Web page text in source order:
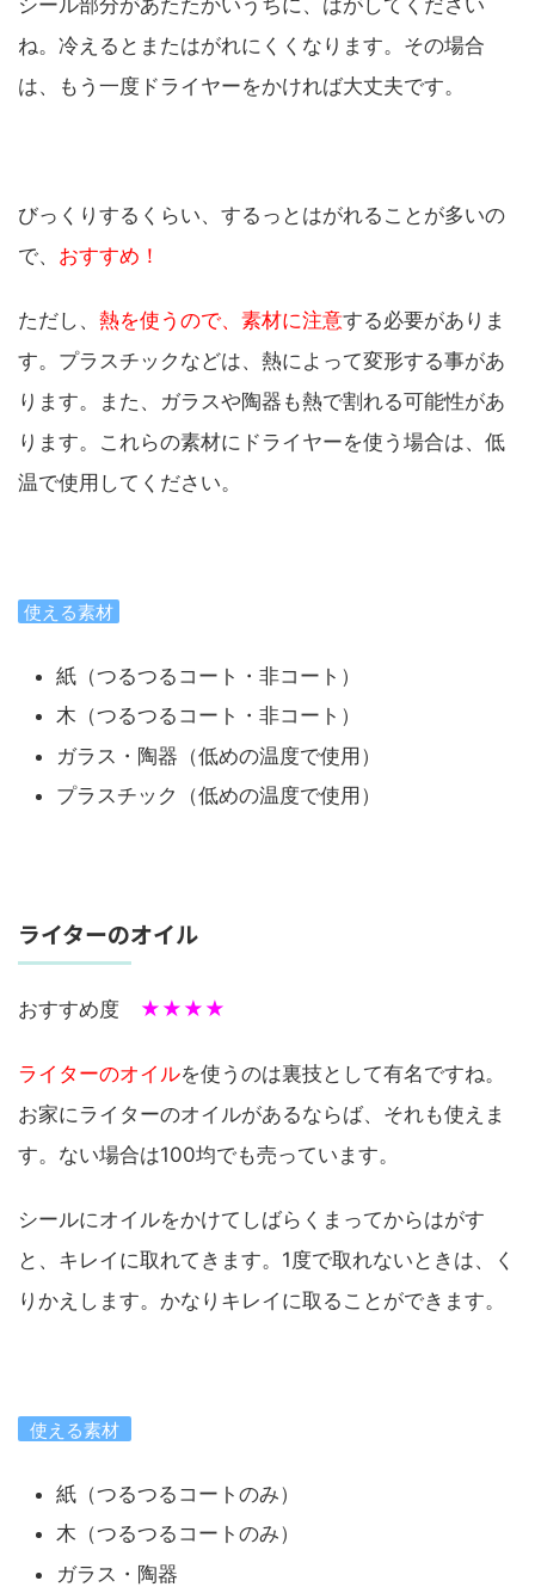
ね。冷えるとまたはがれにくくなります。その場合
は、もう一度ドライヤーをかければ大丈夫です。
びっくりするくらい、するっとはがれることが多いの
で、 おすすめ！
ただし、 熱を使うので、素材に注意する必要がありま
す。プラスチックなどは、熱によって変形する事があ
ります。また、ガラスや陶器も熱で割れる可能性があ
ります。これらの素材にドライヤーを使う場合は、低
温で使用してください。
使える素材
紙（つるつるコート・非コート）
木（つるつるコート・非コート）
ガラス・陶器（低めの温度で使用）
プラスチック（低めの温度で使用）
ライターのオイル
おすすめ度 ★★★★
ライターのオイルを使うのは裏技として有名ですね。
お家にライターのオイルがあるならば、それも使えま
す。ない場合は100均でも売っています。
シールにオイルをかけてしばらくまってからはがす
と、キレイに取れてきます。1度で取れないときは、く
りかえします。かなりキレイに取ることができます。
使える素材
紙（つるつるコートのみ）
木（つるつるコートのみ）
ガラス・陶器